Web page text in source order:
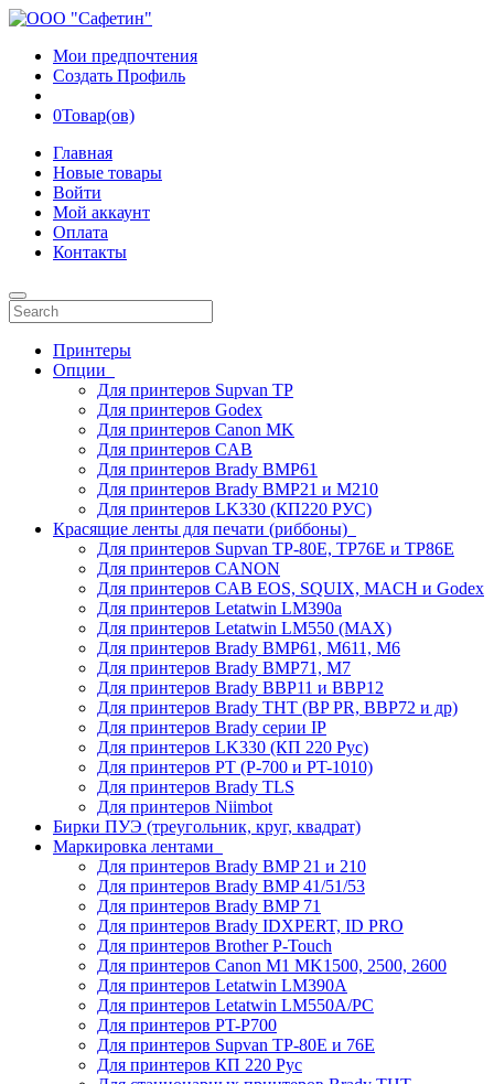
Мои предпочтения
Создать Профиль
0Товар(ов)
Главная
Новые товары
Войти
Мой аккаунт
Оплата
Контакты
Принтеры
Опции
Для принтеров Supvan TP
Для принтеров Godex
Для принтеров Canon MK
Для принтеров CAB
Для принтеров Brady BMP61
Для принтеров Brady BMP21 и M210
Для принтеров LK330 (КП220 РУС)
Красящие ленты для печати (риббоны)
Для принтеров Supvan TP-80E, TP76E и TP86E
Для принтеров CANON
Для принтеров CAB EOS, SQUIX, MACH и Godex
Для принтеров Letatwin LM390a
Для принтеров Letatwin LM550 (MAX)
Для принтеров Brady BMP61, M611, M6
Для принтеров Brady BMP71, M7
Для принтеров Brady BBP11 и BBP12
Для принтеров Brady THT (BP PR, BBP72 и др)
Для принтеров Brady серии IP
Для принтеров LK330 (КП 220 Рус)
Для принтеров PT (P-700 и PT-1010)
Для принтеров Brady TLS
Для принтеров Niimbot
Бирки ПУЭ (треугольник, круг, квадрат)
Маркировка лентами
Для принтеров Brady BMP 21 и 210
Для принтеров Brady BMP 41/51/53
Для принтеров Brady BMP 71
Для принтеров Brady IDXPERT, ID PRO
Для принтеров Brother P-Touch
Для принтеров Canon M1 MK1500, 2500, 2600
Для принтеров Letatwin LM390A
Для принтеров Letatwin LM550A/PC
Для принтеров PT-P700
Для принтеров Supvan TP-80E и 76E
Для принтеров КП 220 Рус